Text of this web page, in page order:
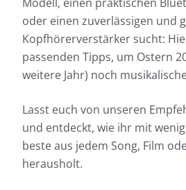
oder einen zuverlässigen und
Kopfhörerverstärker sucht:
passenden Tipps, um Ostern
weitere Jahr) noch
Lasst euch von unseren
und entdeckt, wie ihr mit
beste aus jedem Song, Film
herausholt.